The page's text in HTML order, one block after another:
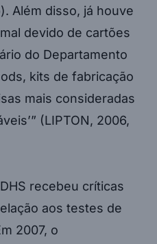
Além disso, já houve
devido de cartões
do Departamento
kits de fabricação
mais consideradas
(LIPTON, 2006,
recebeu críticas
aos testes de
2007, o